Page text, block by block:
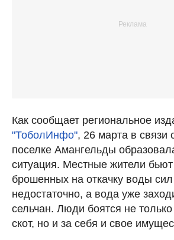
Как сообщает региональное
"ТоболИнфо", 26 марта в связи
поселке Амангельды
ситуация. Местные жители бьют
брошенных на откачку воды
недостаточно, а вода уже
сельчан. Люди боятся не
скот, но и за себя и свое